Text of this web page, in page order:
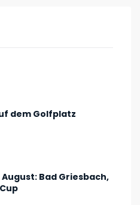
dem Golfplatz
Bad Griesbach,